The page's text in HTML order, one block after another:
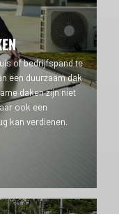
of bedrijfspand te
een duurzaam dak
daken zijn niet
ook een
kan verdienen.